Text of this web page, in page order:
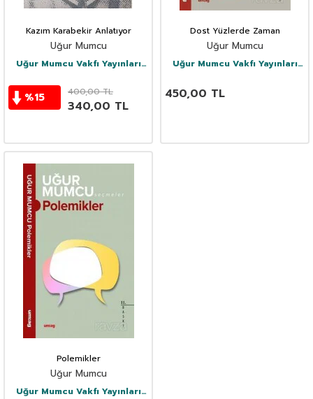
Kazım Karabekir Anlatıyor
Uğur Mumcu
Uğur Mumcu Vakfı Yayınları
%15 400,00TL
340,00 TL
Dost Yüzlerde Zaman
Uğur Mumcu
Uğur Mumcu Vakfı Yayınları
450,00 TL
Polemikler
Uğur Mumcu
Uğur Mumcu Vakfı Yayınları